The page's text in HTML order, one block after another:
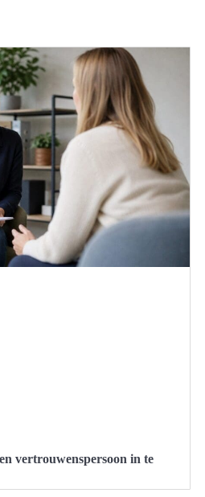
vertrouwenspersoon in te